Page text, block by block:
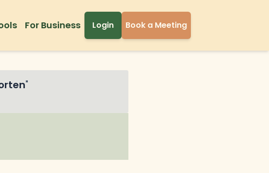
For Business Login Book a Meeting
"